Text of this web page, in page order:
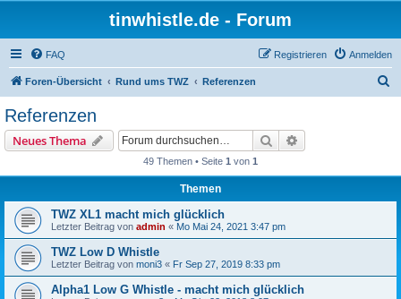
tinwhistle.de - Forum
FAQ Anmelden
Registrieren
Foren-Übersicht Rund ums TWZ Referenzen
Referenzen
Neues Thema Suche
49 Themen • Seite 1 von 1
Themen
TWZ XL1 macht mich glücklich
Letzter Beitrag von admin « Mo Mai 24, 2021 3:47 pm
TWZ Low D Whistle
Letzter Beitrag von moni3 « Fr Sep 27, 2019 8:33 pm
Alpha1 Low G Whistle - macht mich glücklich